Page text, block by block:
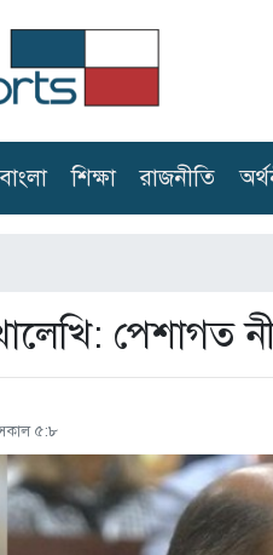
শিক্ষা রাজনীতি
পেশাগত
৫:৮